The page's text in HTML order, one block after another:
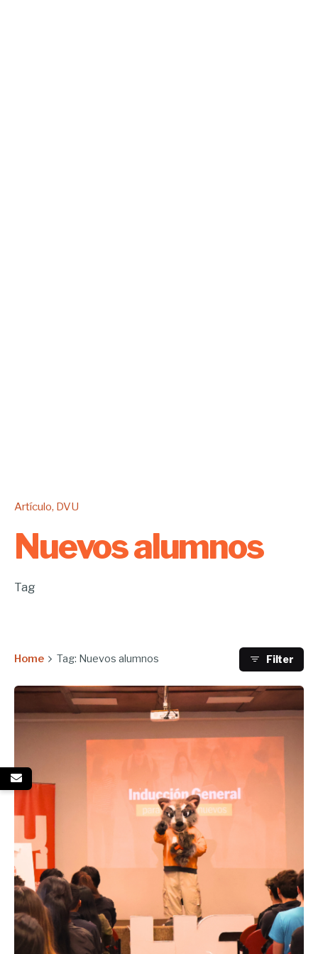
Artículo DVU
Nuevos alumnos
Tag
Home Tag: Nuevos alumnos Filter
Enviado por